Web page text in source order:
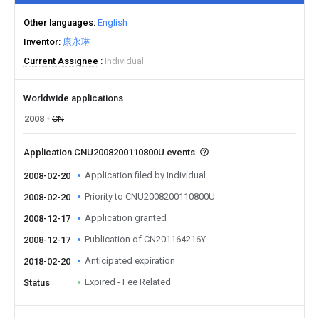
Other languages English
Inventor 康永琳
Current Assignee
Individual
Worldwide applications
2008
CN
Application CNU2008200110800U events
2008-02-20 Application filed by Individual
2008-02-20 Priority to CNU2008200110800U
2008-12-17 Application granted
2008-12-17 Publication of CN201164216Y
2018-02-20 Anticipated expiration
Status Expired - Fee Related